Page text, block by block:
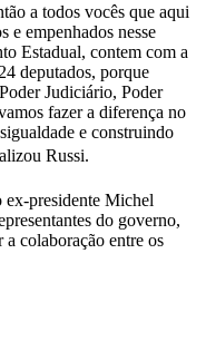
a todos vocês que aqui
e empenhados nesse
Estadual, contem com a
deputados, porque
Judiciário, Poder
fazer a diferença no
e construindo
Russi.
ex-presidente Michel
do governo,
colaboração entre os